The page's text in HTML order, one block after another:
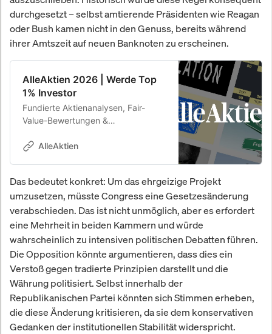
durchgesetzt – selbst amtierende Präsidenten wie Reagan
oder Bush kamen nicht in den Genuss, bereits während
ihrer Amtszeit auf neuen Banknoten zu erscheinen.
AlleAktien 2026 | Werde Top
1% Investor
Fundierte Aktienanalysen, Fair-
Value-Bewertungen &
p.a. seit 2010.
AlleAktien
Das bedeutet konkret: Um das ehrgeizige Projekt
umzusetzen, müsste Congress eine Gesetzesänderung
verabschieden. Das ist nicht unmöglich, aber es erfordert
eine Mehrheit in beiden Kammern und würde
wahrscheinlich zu intensiven politischen Debatten führen.
Die Opposition könnte argumentieren, dass dies ein
Verstoß gegen tradierte Prinzipien darstellt und die
Währung politisiert. Selbst innerhalb der
Republikanischen Partei könnten sich Stimmen erheben,
die diese Änderung kritisieren, da sie dem konservativen
Gedanken der institutionellen Stabilität widerspricht.